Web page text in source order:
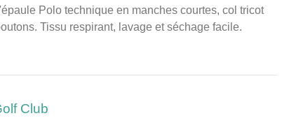
Polo technique en manches courtes, col tricot
Tissu respirant, lavage et séchage facile.
Club